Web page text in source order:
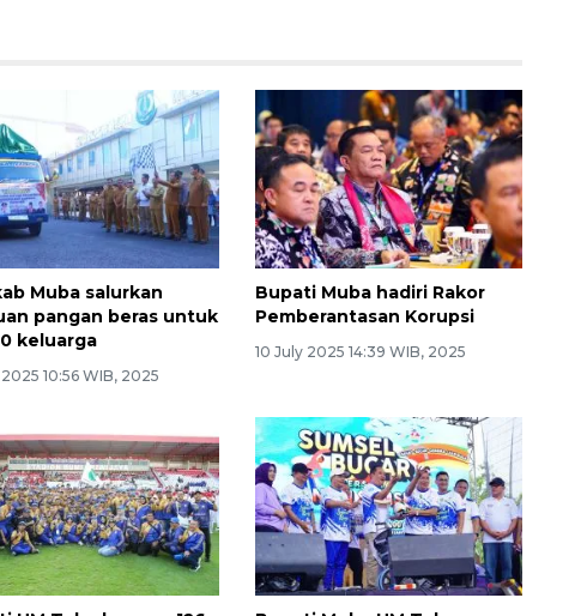
Muba salurkan
pangan beras untuk
keluarga
2025 10:56 WIB, 2025
Bupati Muba hadiri Rakor
Pemberantasan Korupsi
10 July 2025 14:39 WIB, 2025